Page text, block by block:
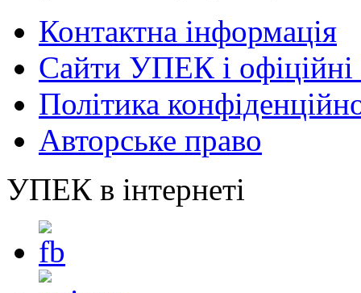
Контактна інформація
Сайти УПЕК і офіційні
Політика
Авторське право
УПЕК в інтернеті